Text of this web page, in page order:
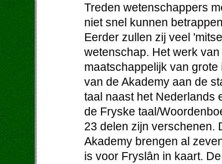
Treden wetenschappers
niet snel kunnen
Eerder zullen zij veel
wetenschap. Het werk
maatschappelijk van
van de Akademy aan de
taal naast het Nederlands
de Fryske taal/
23 delen zijn verschenen.
Akademy brengen al
is voor Fryslân in kaart.